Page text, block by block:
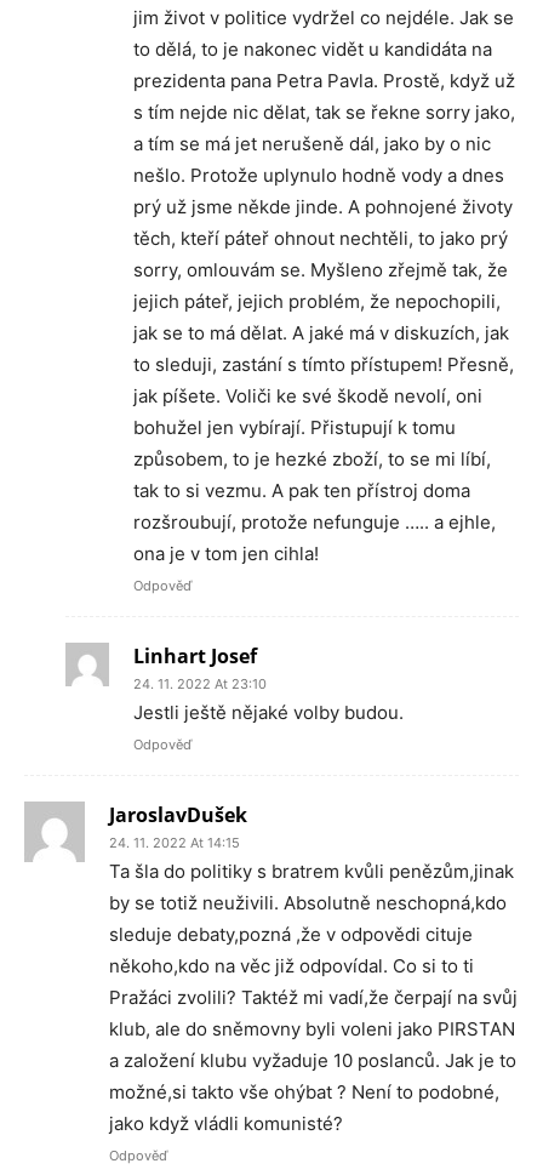
jim život v politice vydržel co nejdéle. Jak se
to dělá, to je nakonec vidět u kandidáta na
prezidenta pana Petra Pavla. Prostě, když už
s tím nejde nic dělat, tak se řekne sorry jako,
a tím se má jet nerušeně dál, jako by o nic
nešlo. Protože uplynulo hodně vody a dnes
prý už jsme někde jinde. A pohnojené životy
těch, kteří páteř ohnout nechtěli, to jako prý
sorry, omlouvám se. Myšleno zřejmě tak, že
jejich páteř, jejich problém, že nepochopili,
jak se to má dělat. A jaké má v diskuzích, jak
to sleduji, zastání s tímto přístupem! Přesně,
jak píšete. Voliči ke své škodě nevolí, oni
bohužel jen vybírají. Přistupují k tomu
způsobem, to je hezké zboží, to se mi líbí,
tak to si vezmu. A pak ten přístroj doma
rozšroubují, protože nefunguje ….. a ejhle,
ona je v tom jen cihla!
Odpověď
Linhart Josef
24. 11. 2022 At 23:10
Jestli ještě nějaké volby budou.
Odpověď
JaroslavDušek
24. 11. 2022 At 14:15
Ta šla do politiky s bratrem kvůli penězům,jinak
by se totiž neuživili. Absolutně neschopná,kdo
sleduje debaty,pozná ,že v odpovědi cituje
někoho,kdo na věc již odpovídal. Co si to ti
Pražáci zvolili? Taktéž mi vadí,že čerpají na svůj
klub, ale do sněmovny byli voleni jako PIRSTAN
a založení klubu vyžaduje 10 poslanců. Jak je to
možné,si takto vše ohýbat ? Není to podobné,
jako když vládli komunisté?
Odpověď